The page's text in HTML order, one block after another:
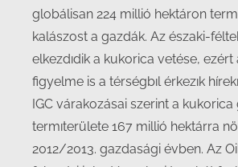
globálisan 224 millió hektáron
kalászost a gazdák. Az északi-
elkezdıdik a kukorica vetése, ezért
figyelme is a térségbıl érkezık
IGC várakozásai szerint a kukorica
termıterülete 167 millió hektárra
2012/2013. gazdasági évben. Az